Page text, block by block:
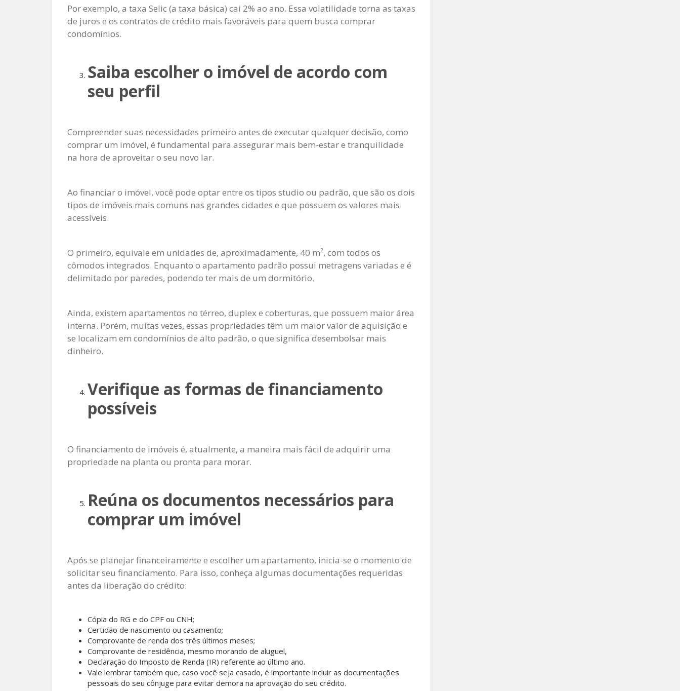
Por exemplo, a taxa Selic (a taxa básica) cai 2% ao ano. Essa volatilidade torna as taxas
de juros e os contratos de crédito mais favoráveis ​​para quem busca comprar
condomínios.
Saiba escolher o imóvel de acordo com
seu perfil
Compreender suas necessidades primeiro antes de executar qualquer decisão, como
comprar um imóvel, é fundamental para assegurar mais bem-estar e tranquilidade
na hora de aproveitar o seu novo lar.
Ao financiar o imóvel, você pode optar entre os tipos studio ou padrão, que são os dois
tipos de imóveis mais comuns nas grandes cidades e que possuem os valores mais
acessíveis.
O primeiro, equivale em unidades de, aproximadamente, 40 m², com todos os
cômodos integrados. Enquanto o apartamento padrão possui metragens variadas e é
delimitado por paredes, podendo ter mais de um dormitório.
Ainda, existem apartamentos no térreo, duplex e coberturas, que possuem maior área
interna. Porém, muitas vezes, essas propriedades têm um maior valor de aquisição e
se localizam em condomínios de alto padrão, o que significa desembolsar mais
dinheiro.
Verifique as formas de financiamento
possíveis
O financiamento de imóveis é, atualmente, a maneira mais fácil de adquirir uma
propriedade na planta ou pronta para morar.
Reúna os documentos necessários para
comprar um imóvel
Após se planejar financeiramente e escolher um apartamento, inicia-se o momento de
solicitar seu financiamento. Para isso, conheça algumas documentações requeridas
antes da liberação do crédito:
Cópia do RG e do CPF ou CNH;
Certidão de nascimento ou casamento;
Comprovante de renda dos três últimos meses;
Comprovante de residência, mesmo morando de aluguel,
Declaração do Imposto de Renda (IR) referente ao último ano.
Vale lembrar também que, caso você seja casado, é importante incluir as documentações
pessoais do seu cônjuge para evitar demora na aprovação do seu crédito.